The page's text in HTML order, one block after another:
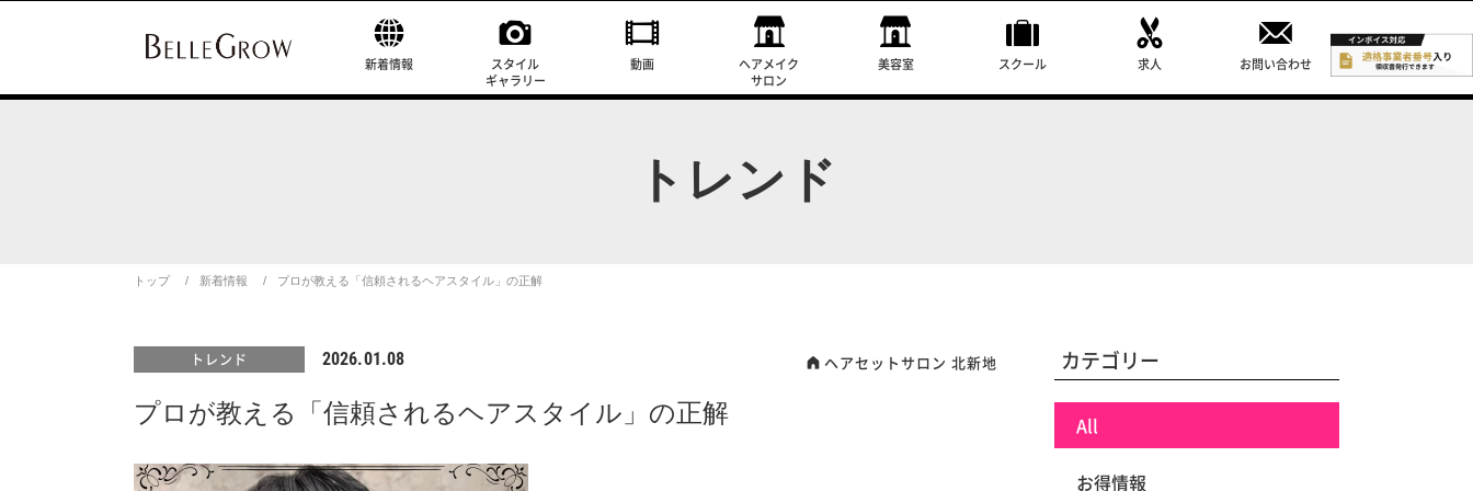
新着情報
スタイル
ギャラリー
動画
ヘアメイク
サロン
美容室 スクール 求人 お問い合わせ
トレンド
トップ 新着情報 プロが教える「信頼されるヘアスタイル」の正解
ヘアセットサロン 北新地
トレンド 2026.01.08
プロが教える「信頼されるヘアスタイル」の正解
カテゴリー
All
お得情報